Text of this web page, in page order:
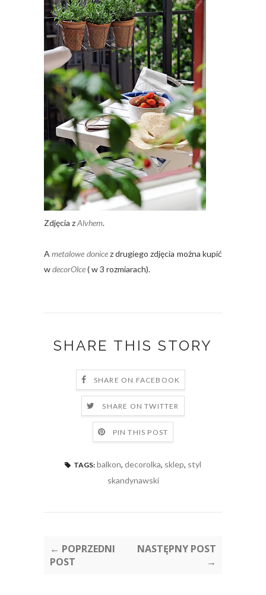
Zdjęcia zAlvhem.
Ametalowe donicez drugiego zdjęcia można kupić
wdecorOlce( w 3 rozmiarach).
SHARE THIS STORY
SHARE ON FACEBOOK
SHARE ON TWITTER
PIN THIS POST
TAGS: balkon, decorolka, sklep, styl
skandynawski
← POPRZEDNI
POST
NASTĘPNY POST
→